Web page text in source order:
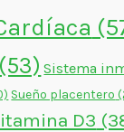
(53) Sistema
Sueño placentero
D3